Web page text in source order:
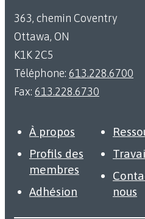
363, chemin Coventry
Ottawa, ON
K1K 2C5
Téléphone: 613.228.6700
Fax: 613.228.6730
À propos
Profils des
membres
Adhésion
nous